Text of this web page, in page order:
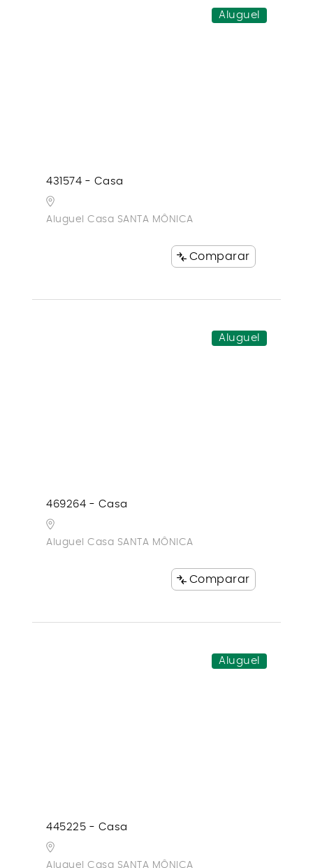
Aluguel
431574 - Casa
Aluguel Casa SANTA MÔNICA
Comparar
Aluguel
469264 - Casa
Aluguel Casa SANTA MÔNICA
Comparar
Aluguel
445225 - Casa
Aluguel Casa SANTA MÔNICA